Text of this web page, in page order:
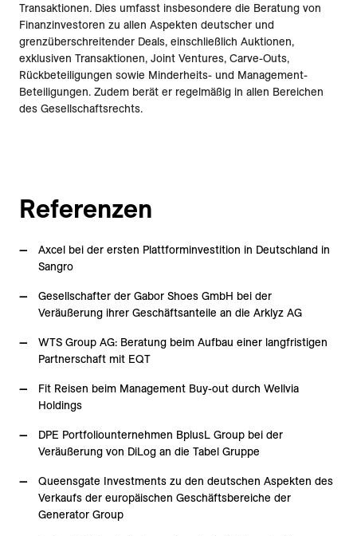
Transaktionen. Dies umfasst insbesondere die Beratung von
Finanzinvestoren zu allen Aspekten deutscher und
grenzüberschreitender Deals, einschließlich Auktionen,
exklusiven Transaktionen, Joint Ventures, Carve-Outs,
Rückbeteiligungen sowie Minderheits- und Management-
Beteiligungen. Zudem berät er regelmäßig in allen Bereichen
des Gesellschaftsrechts.
Referenzen
Axcel bei der ersten Plattforminvestition in Deutschland in
Sangro
Gesellschafter der Gabor Shoes GmbH bei der
Veräußerung ihrer Geschäftsanteile an die Arklyz AG
WTS Group AG: Beratung beim Aufbau einer langfristigen
Partnerschaft mit EQT
Fit Reisen beim Management Buy-out durch Wellvia
Holdings
DPE Portfoliounternehmen BplusL Group bei der
Veräußerung von DiLog an die Tabel Gruppe
Queensgate Investments zu den deutschen Aspekten des
Verkaufs der europäischen Geschäftsbereiche der
Generator Group